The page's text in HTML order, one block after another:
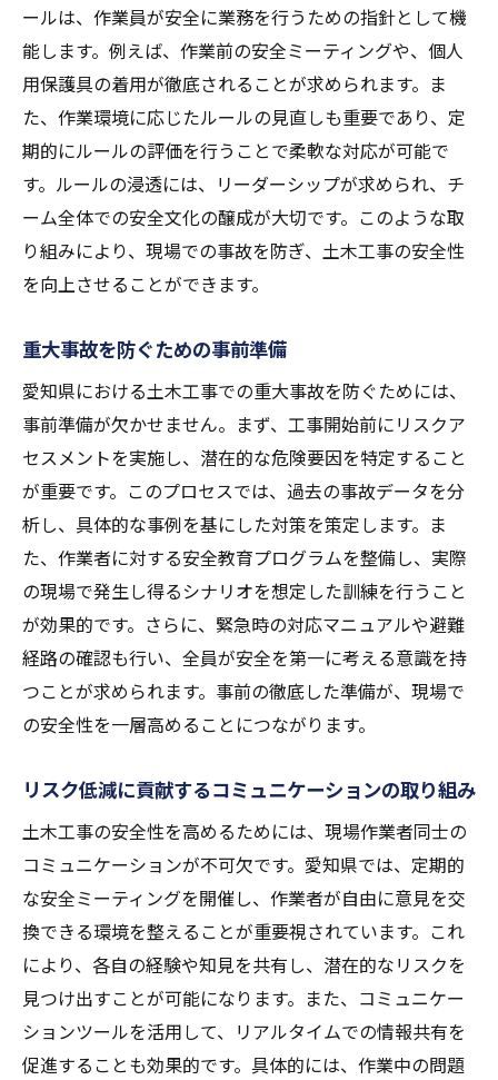
ールは、作業員が安全に業務を行うための指針として機
能します。例えば、作業前の安全ミーティングや、個人
用保護具の着用が徹底されることが求められます。ま
た、作業環境に応じたルールの見直しも重要であり、定
期的にルールの評価を行うことで柔軟な対応が可能で
す。ルールの浸透には、リーダーシップが求められ、チ
ーム全体での安全文化の醸成が大切です。このような取
り組みにより、現場での事故を防ぎ、土木工事の安全性
を向上させることができます。
重大事故を防ぐための事前準備
愛知県における土木工事での重大事故を防ぐためには、
事前準備が欠かせません。まず、工事開始前にリスクア
セスメントを実施し、潜在的な危険要因を特定すること
が重要です。このプロセスでは、過去の事故データを分
析し、具体的な事例を基にした対策を策定します。ま
た、作業者に対する安全教育プログラムを整備し、実際
の現場で発生し得るシナリオを想定した訓練を行うこと
が効果的です。さらに、緊急時の対応マニュアルや避難
経路の確認も行い、全員が安全を第一に考える意識を持
つことが求められます。事前の徹底した準備が、現場で
の安全性を一層高めることにつながります。
リスク低減に貢献するコミュニケーションの取り組み
土木工事の安全性を高めるためには、現場作業者同士の
コミュニケーションが不可欠です。愛知県では、定期的
な安全ミーティングを開催し、作業者が自由に意見を交
換できる環境を整えることが重要視されています。これ
により、各自の経験や知見を共有し、潜在的なリスクを
見つけ出すことが可能になります。また、コミュニケー
ションツールを活用して、リアルタイムでの情報共有を
促進することも効果的です。具体的には、作業中の問題